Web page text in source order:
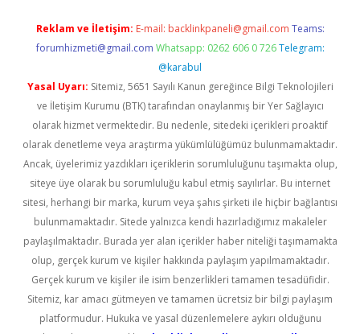
Reklam ve İletişim: E-mail: backlinkpaneli@gmail.com Teams:
forumhizmeti@gmail.com Whatsapp: 0262 606 0 726 Telegram:
@karabul
Yasal Uyarı: Sitemiz, 5651 Sayılı Kanun gereğince Bilgi Teknolojileri
ve İletişim Kurumu (BTK) tarafından onaylanmış bir Yer Sağlayıcı
olarak hizmet vermektedir. Bu nedenle, sitedeki içerikleri proaktif
olarak denetleme veya araştırma yükümlülüğümüz bulunmamaktadır.
Ancak, üyelerimiz yazdıkları içeriklerin sorumluluğunu taşımakta olup,
siteye üye olarak bu sorumluluğu kabul etmiş sayılırlar. Bu internet
sitesi, herhangi bir marka, kurum veya şahıs şirketi ile hiçbir bağlantısı
bulunmamaktadır. Sitede yalnızca kendi hazırladığımız makaleler
paylaşılmaktadır. Burada yer alan içerikler haber niteliği taşımamakta
olup, gerçek kurum ve kişiler hakkında paylaşım yapılmamaktadır.
Gerçek kurum ve kişiler ile isim benzerlikleri tamamen tesadüfidir.
Sitemiz, kar amacı gütmeyen ve tamamen ücretsiz bir bilgi paylaşım
platformudur. Hukuka ve yasal düzenlemelere aykırı olduğunu